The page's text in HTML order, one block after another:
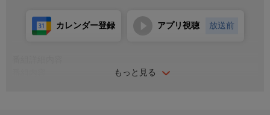
もっと見る
カレンダー登録 アプリ視聴 放送前